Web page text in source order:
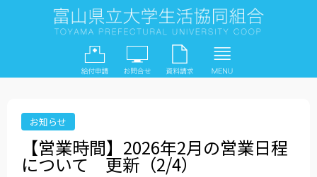
お知らせ
【営業時間】2026年2月の営業日程
について 更新（2/4）